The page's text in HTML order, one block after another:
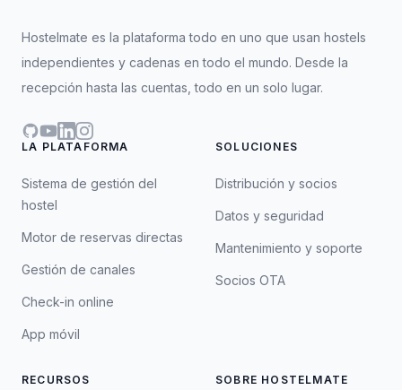
Hostelmate es la plataforma todo en uno que usan hostels
independientes y cadenas en todo el mundo. Desde la
recepción hasta las cuentas, todo en un solo lugar.
GitHub
YouTube
LinkedIn
Instagram
LA PLATAFORMA
Sistema de gestión del
hostel
Motor de reservas directas
Gestión de canales
Check-in online
App móvil
SOLUCIONES
Distribución y socios
Datos y seguridad
Mantenimiento y soporte
Socios OTA
RECURSOS SOBRE HOSTELMATE